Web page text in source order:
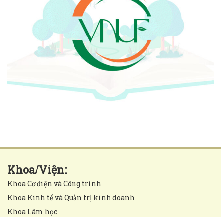
Khoa/Viện:
Khoa Cơ điện và Công trình
Khoa Kinh tế và Quản trị kinh doanh
Khoa Lâm học